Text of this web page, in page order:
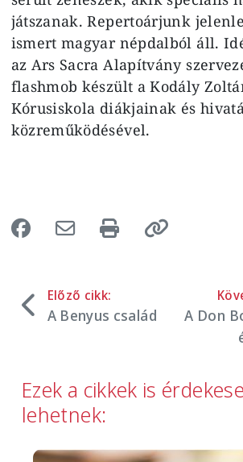
játszanak. Repertoárjunk
ismert magyar népdalból áll.
az Ars Sacra Alapítvány
flashmob készült a Kodály
Kórusiskola diákjainak és
közreműködésével.
Előző cikk:
A Benyus család
A Don
Ezek a cikkek is
lehetnek: